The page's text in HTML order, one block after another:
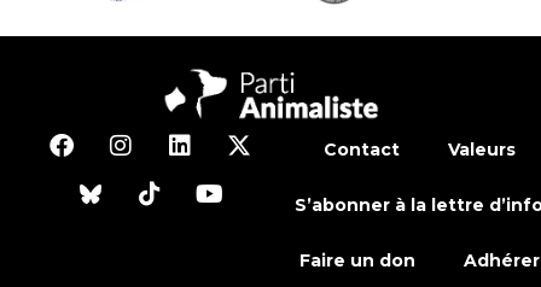
Contact Valeurs
S’abonner à la lettre
Faire un don Adhérer